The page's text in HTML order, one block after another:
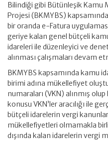
Bilindiği gibi Bütünleşik Kamu
Projesi (BKMYBS)
bir oranda e-Fatura
geriye kalan genel bütçeli
idareleri ile düzenleyici ve
alınması çalışmaları devam
BKMYBS kapsamında kamu
birimi adına mükellefiyet
numaraları (VKN) alınmış
konusu VKN’ler aracılığı ile
bütçeli idarelerin vergi
mükellefiyetleri olmamakla
dışında kalan idarelerin vergi